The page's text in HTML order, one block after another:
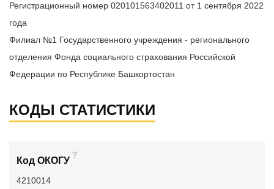
Регистрационный номер 020101563402011 от 1 сентября 2022
года
Филиал №1 Государственного учреждения - регионального
отделения Фонда социального страхования Российской
Федерации по Республике Башкортостан
КОДЫ СТАТИСТИКИ
Код ОКОГУ
?
4210014